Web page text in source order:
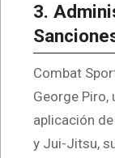
3.
Combat
George
aplicación
y Jui-Jitsu,